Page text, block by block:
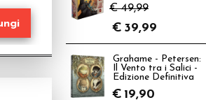
€ 49,99
€ 39,99
Grahame - Petersen:
Il Vento tra i Salici -
Edizione Definitiva
€ 19,90